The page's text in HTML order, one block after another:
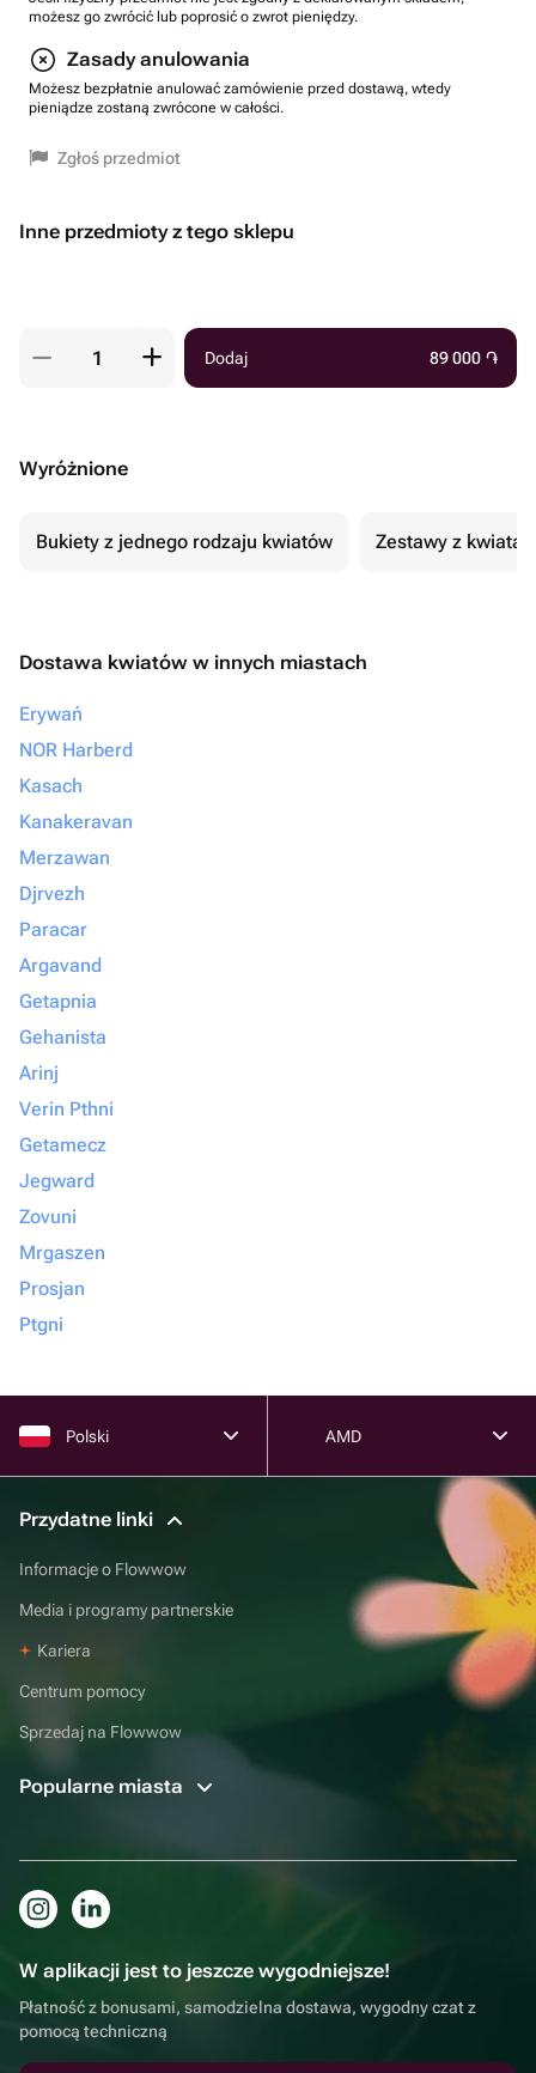
możesz go zwrócić lub poprosić o zwrot pieniędzy.
Zasady anulowania
Możesz bezpłatnie anulować zamówienie przed dostawą, wtedy
pieniądze zostaną zwrócone w całości.
Zgłoś przedmiot
Inne przedmioty z tego sklepu
Dodaj 89 000 ֏
Wyróżnione
Bukiety z jednego rodzaju kwiatów Zestawy z
Dostawa kwiatów w innych miastach
Erywań
NOR Harberd
Kasach
Kanakeravan
Merzawan
Djrvezh
Paracar
Argavand
Getapnia
Gehanista
Arinj
Verin Pthni
Getamecz
Jegward
Zovuni
Mrgaszen
Prosjan
Ptgni
Polski AMD
Przydatne linki
Informacje o Flowwow
Media i programy partnerskie
Kariera
Centrum pomocy
Sprzedaj na Flowwow
Popularne miasta
W aplikacji jest to jeszcze wygodniejsze!
Płatność z bonusami, samodzielna dostawa, wygodny czat z
pomocą techniczną